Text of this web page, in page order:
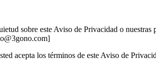
sobre este Aviso de Privacidad o
acepta los términos de este Aviso de